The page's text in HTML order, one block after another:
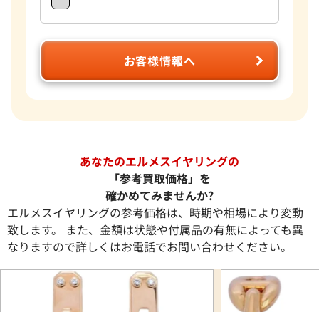
お客様情報へ
あなたのエルメスイヤリングの
「参考買取価格」を
確かめてみませんか?
エルメスイヤリングの参考価格は、時期や相場により変動
致します。 また、金額は状態や付属品の有無によっても異
なりますので詳しくはお電話でお問い合わせください。